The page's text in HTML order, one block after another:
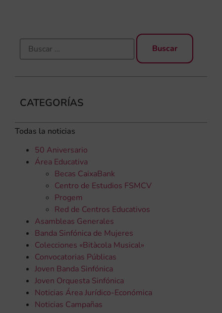
CATEGORÍAS
Todas la noticias
50 Aniversario
Área Educativa
Becas CaixaBank
Centro de Estudios FSMCV
Progem
Red de Centros Educativos
Asambleas Generales
Banda Sinfónica de Mujeres
Colecciones «Bitàcola Musical»
Convocatorias Públicas
Joven Banda Sinfónica
Joven Orquesta Sinfónica
Noticias Área Jurídico-Económica
Noticias Campañas